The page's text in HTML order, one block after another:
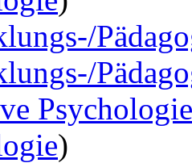
Psychologie
)